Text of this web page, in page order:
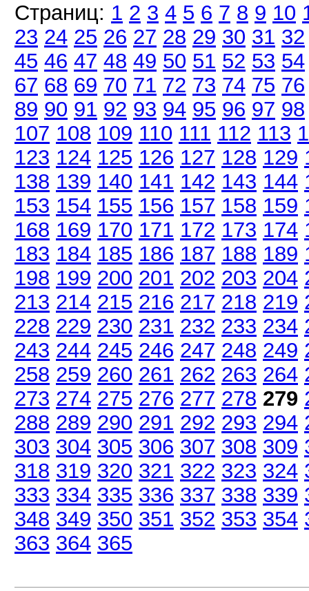
Страниц: 1 2 3 4 5 6 7 8 9 10
23 24 25 26 27 28 29 30 31 32
45 46 47 48 49 50 51 52 53 54
67 68 69 70 71 72 73 74 75 76
89 90 91 92 93 94 95 96 97 98
107 108 109 110 111 112 113
123 124 125 126 127 128 129
138 139 140 141 142 143 144
153 154 155 156 157 158 159
168 169 170 171 172 173 174
183 184 185 186 187 188 189
198 199 200 201 202 203 204
213 214 215 216 217 218 219
228 229 230 231 232 233 234
243 244 245 246 247 248 249
258 259 260 261 262 263 264
273 274 275 276 277 278 279
288 289 290 291 292 293 294
303 304 305 306 307 308 309
318 319 320 321 322 323 324
333 334 335 336 337 338 339
348 349 350 351 352 353 354
363 364 365